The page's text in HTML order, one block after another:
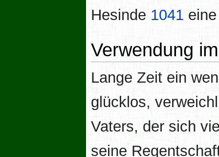
Hesinde 1041
Verwendung
Lange Zeit ein
glücklos,
Vaters, der sich
seine